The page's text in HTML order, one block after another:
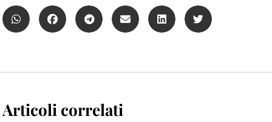
Articoli correlati